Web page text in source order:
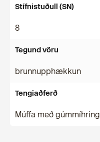
Stífnistuðull (SN)
8
Tegund vöru
brunnupphækkun
Tengiaðferð
Múffa með gúmmíhring